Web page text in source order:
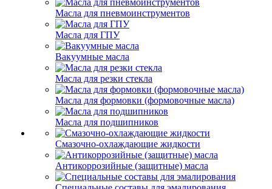
Масла для пневмоинструментов
Масла для ГПУ
Вакуумные масла
Масла для резки стекла
Масла для формовки (формовочные масла)
Масла для подшипников
Смазочно-охлаждающие жидкости
Антикоррозийные (защитные) масла